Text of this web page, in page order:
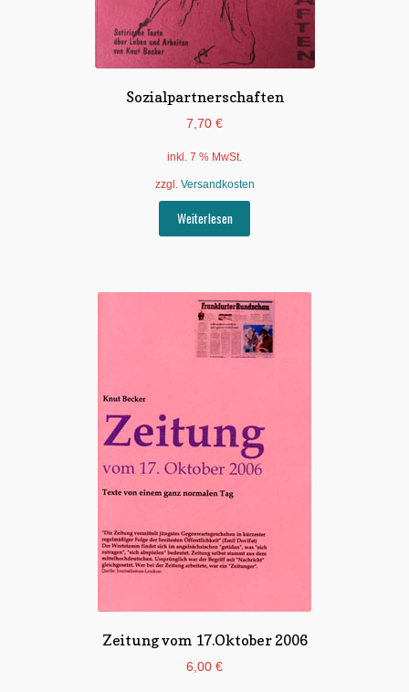
Sozialpartnerschaften
7,70 €
inkl. 7 % MwSt.
zzgl. Versandkosten
Weiterlesen
Zeitung vom 17.Oktober 2006
6,00 €